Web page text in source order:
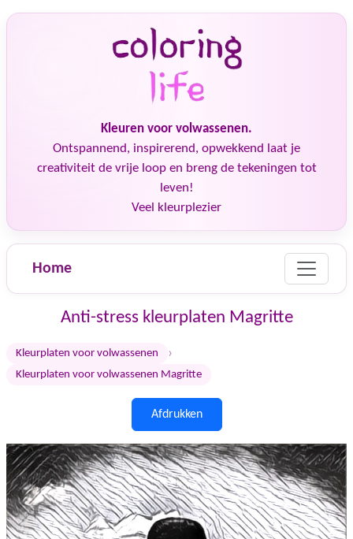
Kleuren voor volwassenen.
Ontspannend, inspirerend, opwekkend laat je
creativiteit de vrije loop en breng de tekeningen tot
leven!
Veel kleurplezier
Home
Anti-stress kleurplaten Magritte
Kleurplaten voor volwassenen ›
Kleurplaten voor volwassenen Magritte
Afdrukken